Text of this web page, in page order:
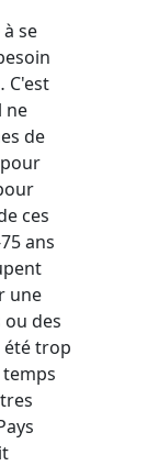
se
C'est
ne
de
ces
ans
une
des
été trop